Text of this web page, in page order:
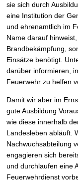
sie sich durch
eine Institution der
und ehrenamtlich im
Name darauf
Brandbekämpfung,
Einsätze benötigt.
darüber informieren,
Feuerwehr zu helfen
Damit wir aber im
gute Ausbildung
wie diese innerhalb
Landesleben abläuft.
Nachwuchsabteilung
engagieren sich
und durchlaufen eine
Feuerwehrdienst